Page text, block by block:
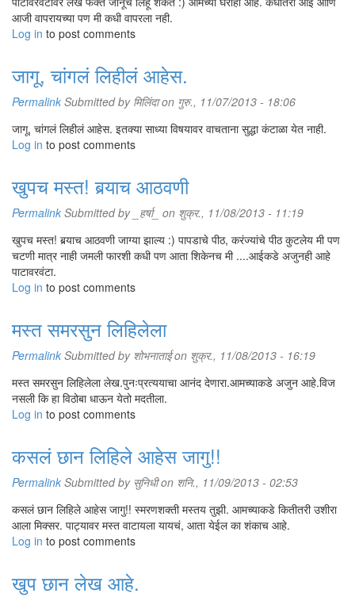
आजी वापरायच्या पण मी कधी वापरला नही.
Log in to post comments
जागू, चांगलं लिहीलं आहेस.
Permalink Submitted by मिलिंदाon गुरु., 11/07/2013 - 18:06
जागू, चांगलं लिहीलं आहेस. इतक्या साध्या विषयावर वाचताना सुद्धा कंटाळा येत नाही.
Log in to post comments
खुपच मस्त! बर्‍याच आठवणी
Permalink Submitted by _हर्षा_ on शुक्र., 11/08/2013 - 11:19
खुपच मस्त! बर्‍याच आठवणी जाग्या झाल्य :) पापडाचे पीठ, करंज्यांचे पीठ कुटलेय मी पण
चटणी मात्र नाही जमली फारशी कधी पण आता शिकेनच मी ....आईकडे अजुनही आहे
पाटावरवंटा.
Log in to post comments
मस्त समरसुन लिहिलेला
Permalink Submitted by शोभनाताईon शुक्र., 11/08/2013 - 16:19
मस्त समरसुन लिहिलेला लेख.पुनःप्रत्ययाचा आनंद देणारा.आमच्याकडे अजुन आहे.विज
नसली कि हा विठोबा धाऊन येतो मदतीला.
Log in to post comments
कसलं छान लिहिले आहेस जागु!!
Permalink Submitted by सुनिधीon शनि., 11/09/2013 - 02:53
कसलं छान लिहिले आहेस जागु!! स्मरणशक्ती मस्तय तुझी. आमच्याकडे कितीतरी उशीरा
आला मिक्सर. पाट्यावर मस्त वाटायला यायचं, आता येईल का शंकाच आहे.
Log in to post comments
खुप छान लेख आहे.